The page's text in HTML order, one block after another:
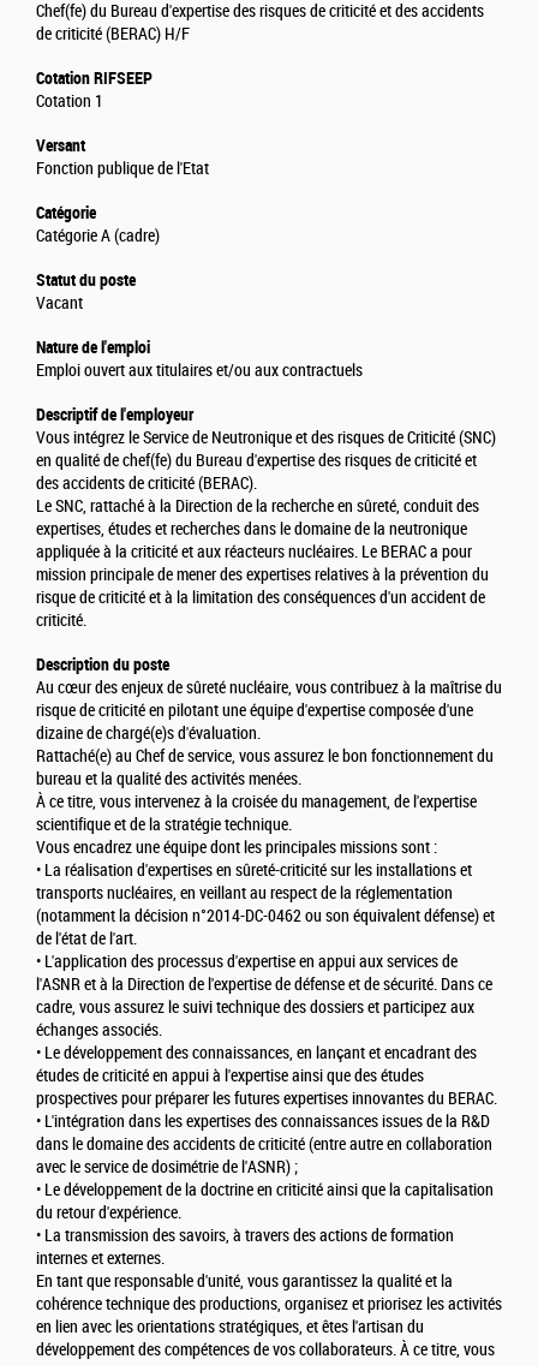
Chef(fe) du Bureau d'expertise des risques de criticité et des accidents
de criticité (BERAC) H/F
Cotation RIFSEEP
Cotation 1
Versant
Fonction publique de l'Etat
Catégorie
Catégorie A (cadre)
Statut du poste
Vacant
Nature de l'emploi
Emploi ouvert aux titulaires et/ou aux contractuels
Descriptif de l'employeur
Vous intégrez le Service de Neutronique et des risques de Criticité (SNC)
en qualité de chef(fe) du Bureau d'expertise des risques de criticité et
des accidents de criticité (BERAC).
Le SNC, rattaché à la Direction de la recherche en sûreté, conduit des
expertises, études et recherches dans le domaine de la neutronique
appliquée à la criticité et aux réacteurs nucléaires. Le BERAC a pour
mission principale de mener des expertises relatives à la prévention du
risque de criticité et à la limitation des conséquences d'un accident de
criticité.
Description du poste
Au cœur des enjeux de sûreté nucléaire, vous contribuez à la maîtrise du
risque de criticité en pilotant une équipe d'expertise composée d'une
dizaine de chargé(e)s d'évaluation.
Rattaché(e) au Chef de service, vous assurez le bon fonctionnement du
bureau et la qualité des activités menées.
À ce titre, vous intervenez à la croisée du management, de l'expertise
scientifique et de la stratégie technique.
Vous encadrez une équipe dont les principales missions sont :
• La réalisation d'expertises en sûreté-criticité sur les installations et
transports nucléaires, en veillant au respect de la réglementation
(notamment la décision n°2014-DC-0462 ou son équivalent défense) et
de l'état de l'art.
• L'application des processus d'expertise en appui aux services de
l'ASNR et à la Direction de l'expertise de défense et de sécurité. Dans ce
cadre, vous assurez le suivi technique des dossiers et participez aux
échanges associés.
• Le développement des connaissances, en lançant et encadrant des
études de criticité en appui à l'expertise ainsi que des études
prospectives pour préparer les futures expertises innovantes du BERAC.
• L'intégration dans les expertises des connaissances issues de la R&D
dans le domaine des accidents de criticité (entre autre en collaboration
avec le service de dosimétrie de l'ASNR) ;
• Le développement de la doctrine en criticité ainsi que la capitalisation
du retour d'expérience.
• La transmission des savoirs, à travers des actions de formation
internes et externes.
En tant que responsable d'unité, vous garantissez la qualité et la
cohérence technique des productions, organisez et priorisez les activités
en lien avec les orientations stratégiques, et êtes l'artisan du
développement des compétences de vos collaborateurs. À ce titre, vous